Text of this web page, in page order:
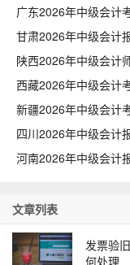
广东2026年中级会计
甘肃2026年中级会计
陕西2026年中级会计
新疆2026年中级会计
河南2026年中级会计
文章列表
发票验
何处理